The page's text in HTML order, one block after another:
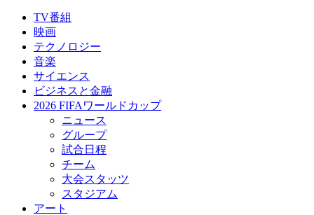
TV番組
映画
テクノロジー
音楽
サイエンス
ビジネスと金融
2026 FIFAワールドカップ
ニュース
グループ
試合日程
チーム
大会スタッツ
スタジアム
アート